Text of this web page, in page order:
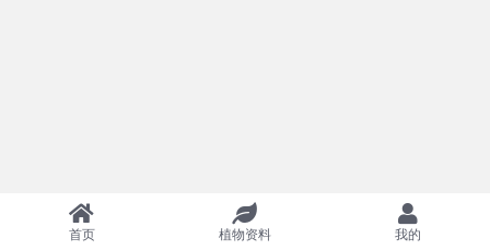
首页 植物资料 我的